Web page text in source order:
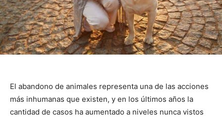
El abandono de animales representa una de las acciones
más inhumanas que existen, y en los últimos años la
cantidad de casos ha aumentado a niveles nunca vistos